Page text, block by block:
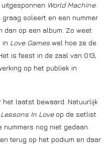
World Machine.
soleert en een nummer
dan op een album. Zo weet
in Love Games wel hoe ze de
is feest in de zaal van 013,
op het publiek in
laatst bewaard. Natuurlijk
Lessons In Loveop de setlist
nog niet gedaan.
terug op het podium en daar